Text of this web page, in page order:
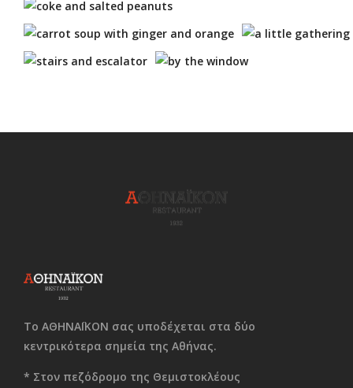
Το ΑΘΗΝΑΪΚΟΝ σας υποδέχεται στα δύο
κεντρικότερα σημεία της Αθήνας.
* Στον πεζόδρομο της Θεμιστοκλέους